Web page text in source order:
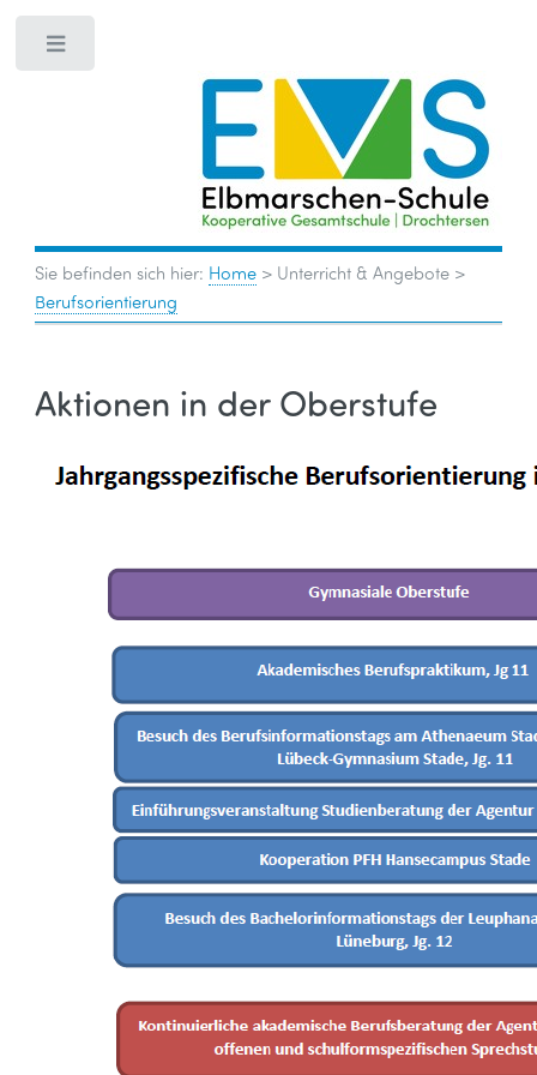
Sie befinden sich hier: Home > Unterricht & Angebote >
Berufsorientierung
Aktionen in der Oberstufe